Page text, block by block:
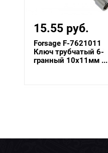
15.55 руб.
Forsage F-7621011
Ключ трубчатый 6-
гранный 10х11мм ...